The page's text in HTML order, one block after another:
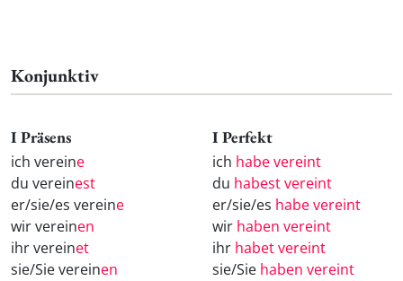
Konjunktiv
I Präsens
ich vereine
du vereinest
er/sie/es vereine
wir vereinen
ihr vereinet
sie/Sie vereinen
I Perfekt
ich habe vereint
du habest vereint
er/sie/es habe vereint
wir haben vereint
ihr habet vereint
sie/Sie haben vereint